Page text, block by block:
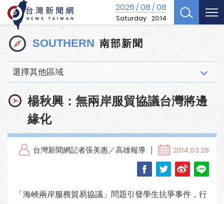
2026/08/08
Saturday 20:14
SOUTHERN 南部新聞
選擇其他區域
楊秋興：無兩岸服貿協議台灣將邊
緣化
台灣新聞網記者張美惠／高雄報導 2014.03.28
「海峽兩岸服務貿易協議」問題引發學生抗爭事件，行